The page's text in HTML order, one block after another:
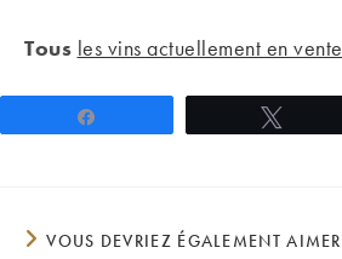
Tous les vins actuellement en vente
VOUS DEVRIEZ ÉGALEMENT AIMER